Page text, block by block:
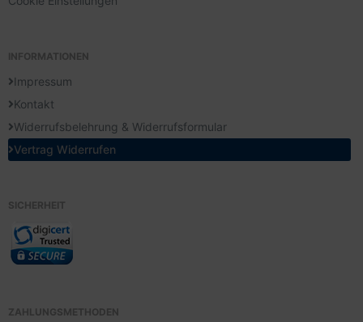
INFORMATIONEN
Impressum
Kontakt
Widerrufsbelehrung & Widerrufsformular
Vertrag Widerrufen
SICHERHEIT
ZAHLUNGSMETHODEN